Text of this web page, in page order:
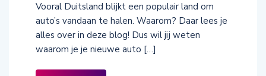
Vooral Duitsland blijkt een populair land om
auto’s vandaan te halen. Waarom? Daar lees je
alles over in deze blog! Dus wil jij weten
waarom je je nieuwe auto […]